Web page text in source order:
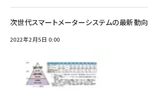
次世代スマートメーターシステムの最新動向
2022年2月5日 0:00